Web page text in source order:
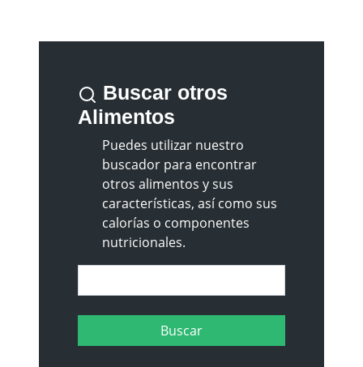
Buscar otros
Alimentos
Puedes utilizar nuestro
buscador para encontrar
otros alimentos y sus
características, así como sus
calorías o componentes
nutricionales.